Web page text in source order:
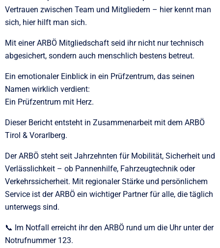
Vertrauen zwischen Team und Mitgliedern – hier kennt man
sich, hier hilft man sich.
Mit einer ARBÖ Mitgliedschaft seid ihr nicht nur technisch
abgesichert, sondern auch menschlich bestens betreut.
Ein emotionaler Einblick in ein Prüfzentrum, das seinen
Namen wirklich verdient:
Ein Prüfzentrum mit Herz.
Dieser Bericht entsteht in Zusammenarbeit mit dem ARBÖ
Tirol & Vorarlberg.
Der ARBÖ steht seit Jahrzehnten für Mobilität, Sicherheit und
Verlässlichkeit – ob Pannenhilfe, Fahrzeugtechnik oder
Verkehrssicherheit. Mit regionaler Stärke und persönlichem
Service ist der ARBÖ ein wichtiger Partner für alle, die täglich
unterwegs sind.
📞 Im Notfall erreicht ihr den ARBÖ rund um die Uhr unter der
Notrufnummer 123.